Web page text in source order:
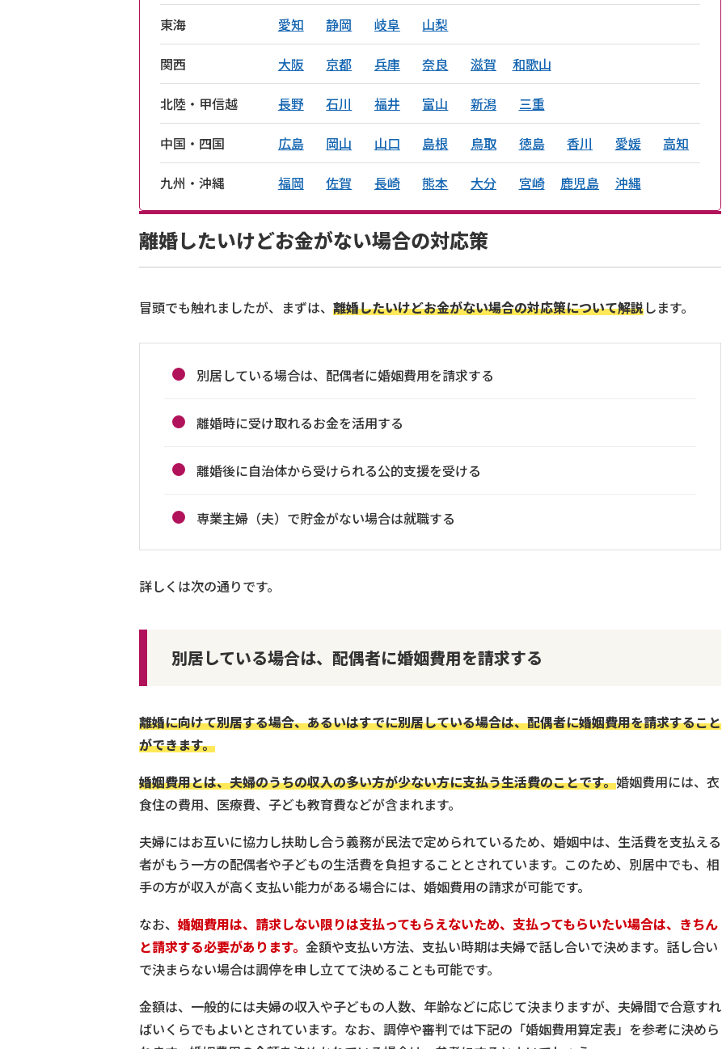
東海 愛知 静岡 岐阜 山梨
関西 大阪 京都 兵庫 奈良 滋賀 和歌山
北陸・甲信越 長野 石川 福井 富山 新潟 三重
中国・四国 広島 岡山 山口 島根 鳥取 徳島 香川 愛媛 高知
九州・沖縄 福岡 佐賀 長崎 熊本 大分 宮崎 鹿児島 沖縄
離婚したいけどお金がない場合の対応策
冒頭でも触れましたが、まずは、 離婚したいけどお金がない場合の対応策について解説します。
別居している場合は、配偶者に婚姻費用を請求する
離婚時に受け取れるお金を活用する
離婚後に自治体から受けられる公的支援を受ける
専業主婦（夫）で貯金がない場合は就職する
詳しくは次の通りです。
別居している場合は、配偶者に婚姻費用を請求する
離婚に向けて別居する場合、あるいはすでに別居している場合は、配偶者に婚姻費用を請求すること
ができます。
婚姻費用とは、夫婦のうちの収入の多い方が少ない方に支払う生活費のことです。婚姻費用には、衣
食住の費用、医療費、子ども教育費などが含まれます。
夫婦にはお互いに協力し扶助し合う義務が民法で定められているため、婚姻中は、生活費を支払える
者がもう一方の配偶者や子どもの生活費を負担することとされています。このため、別居中でも、相
手の方が収入が高く支払い能力がある場合には、婚姻費用の請求が可能です。
なお、 婚姻費用は、請求しない限りは支払ってもらえないため、支払ってもらいたい場合は、きちん
と請求する必要があります。 金額や支払い方法、支払い時期は夫婦で話し合いで決めます。話し合い
で決まらない場合は調停を申し立てて決めることも可能です。
金額は、一般的には夫婦の収入や子どもの人数、年齢などに応じて決まりますが、夫婦間で合意すれ
ばいくらでもよいとされています。なお、調停や審判では下記の「婚姻費用算定表」を参考に決めら